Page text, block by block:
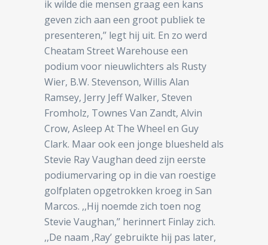
ik wilde die mensen graag een kans
geven zich aan een groot publiek te
presenteren,’’ legt hij uit. En zo werd
Cheatam Street Warehouse een
podium voor nieuwlichters als Rusty
Wier, B.W. Stevenson, Willis Alan
Ramsey, Jerry Jeff Walker, Steven
Fromholz, Townes Van Zandt, Alvin
Crow, Asleep At The Wheel en Guy
Clark. Maar ook een jonge bluesheld als
Stevie Ray Vaughan deed zijn eerste
podiumervaring op in die van roestige
golfplaten opgetrokken kroeg in San
Marcos. ,,Hij noemde zich toen nog
Stevie Vaughan,’’ herinnert Finlay zich.
,,De naam ,Ray’ gebruikte hij pas later,